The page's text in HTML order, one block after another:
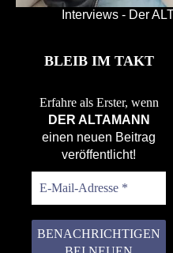
Interviews - Der
BLEIB IM TAKT
Erfahre als Erster, wenn
DER ALTAMANN
einen neuen Beitrag
veröffentlicht!